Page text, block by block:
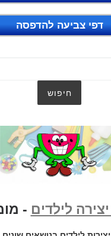
דפי צביעה להדפסה
לילדים -